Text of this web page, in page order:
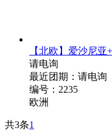
【北欧】爱沙尼
请电询
最近团期：请电询
编号：2235
欧洲
共3条1